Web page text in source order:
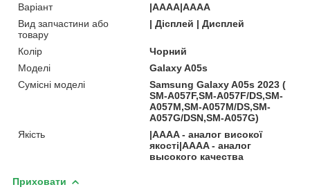
Варіант
|AAAA|AAAA
Вид запчастини або
товару
| Дісплей | Дисплей
Колір
Чорний
Моделі
Galaxy A05s
Сумісні моделі
Samsung Galaxy A05s 2023 (
SM-A057F,SM-A057F/DS,SM-
A057M,SM-A057M/DS,SM-
A057G/DSN,SM-A057G)
Якість
|AAAA - аналог високої
якості|AAAA - аналог
высокого качества
Приховати